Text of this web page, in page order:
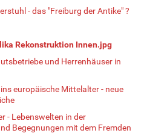
- das "Freiburg der Antike" ?
Rekonstruktion Innen.jpg
und Herrenhäuser in
europäische Mittelalter - neue
- Lebenswelten in der
Begegnungen mit dem Fremden